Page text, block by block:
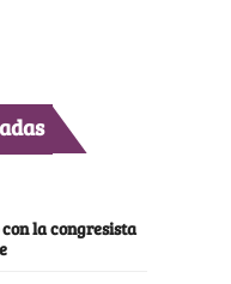
la congresista